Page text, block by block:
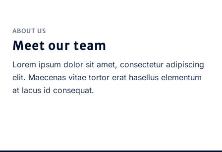
ABOUT US
Meet our team
Lorem ipsum dolor sit amet, consectetur adipiscing
elit. Maecenas vitae tortor erat hasellus elementum
at lacus id consequat.